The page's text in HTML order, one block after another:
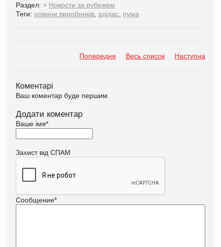
Раздел: > Новости за рубежем
Теги: новини виробників адідас пума
Попередня Весь список Наступна
Коментарі
Ваш коментар буде першим.
Додати коментар
Ваше імя*
Захист від СПАМ
Сообщение*